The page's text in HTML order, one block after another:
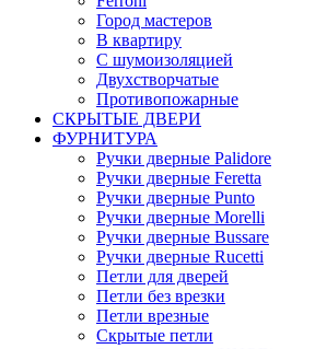
Город мастеров
В квартиру
С шумоизоляцией
Двухстворчатые
Противопожарные
СКРЫТЫЕ ДВЕРИ
ФУРНИТУРА
Ручки дверные Palidore
Ручки дверные Feretta
Ручки дверные Punto
Ручки дверные Morelli
Ручки дверные Bussare
Ручки дверные Rucetti
Петли для дверей
Петли без врезки
Петли врезные
Скрытые петли